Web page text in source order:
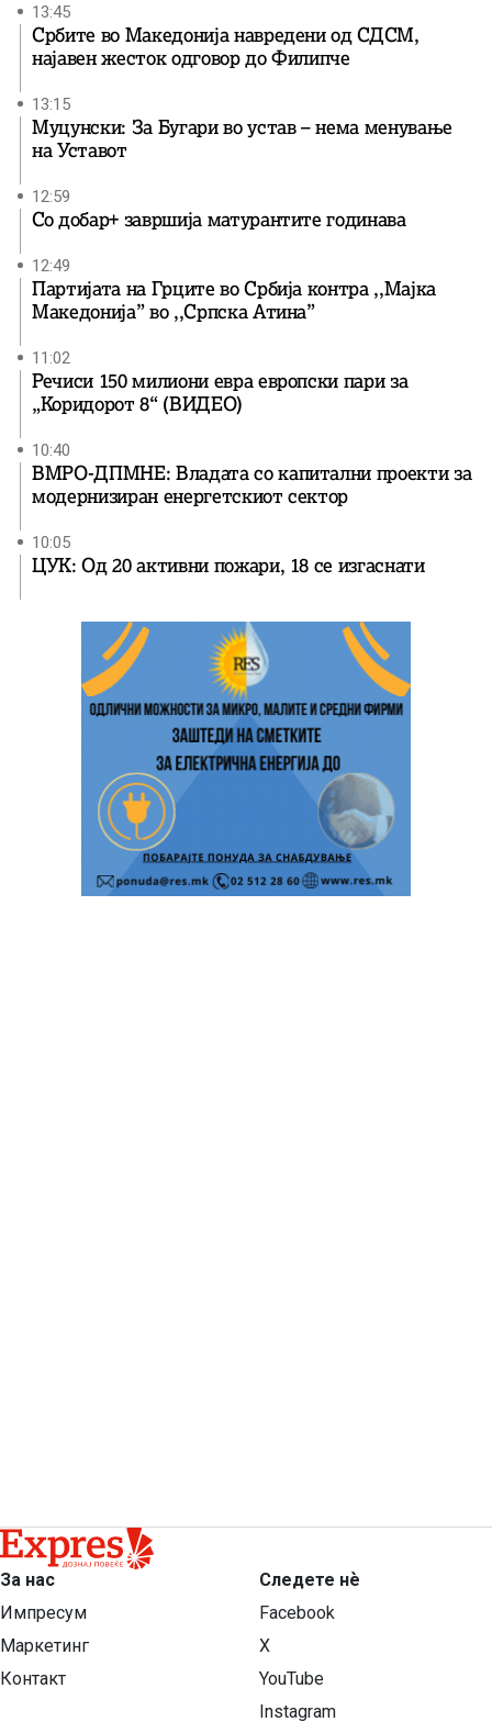
13:45
Србите во Македонија навредени од СДСМ,
најавен жесток одговор до Филипче
13:15
Муцунски: За Бугари во устав – нема менување
на Уставот
12:59
Со добар+ завршија матурантите годинава
12:49
Партијата на Грците во Србија контра ,,Мајка
Македонија” во ,,Српска Атина”
11:02
Речиси 150 милиони евра европски пари за
„Коридорот 8“ (ВИДЕО)
10:40
ВМРО-ДПМНЕ: Владата со капитални проекти за
модернизиран енергетскиот сектор
10:05
ЦУК: Од 20 активни пожари, 18 се изгаснати
За нас
Импресум
Маркетинг
Контакт
Следете нѐ
Facebook
X
YouTube
Instagram